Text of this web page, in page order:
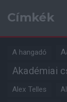
Címkék
A hangadó
Akadémiai
Alex Telles